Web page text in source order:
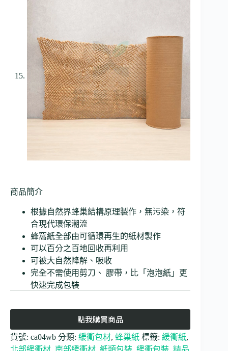
商品簡介
根據自然界蜂巢結構原理製作，無污染，符
合現代環保潮流
蜂窩紙全部由可循環再生的紙材製作
可以百分之百地回收再利用
可被大自然降解、吸收
完全不需使用剪刀、 膠帶，比「泡泡紙」更
快速完成包裝
點我購買商品
貨號: ca04wb 分類: 緩衝包材, 蜂巢紙 標籤: 緩衝紙,
北部緩衝材 南部緩衝材 紙類包裝 緩衝包裝 精品